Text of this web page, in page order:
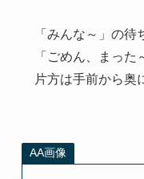
「みんな～」の待
「ごめん、まっ
片方は手前から奥
AA画像